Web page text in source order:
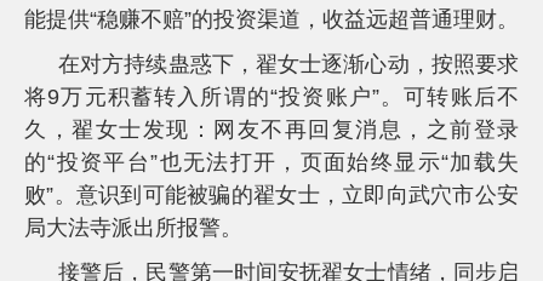
能提供“稳赚不赔”的投资渠道，收益远超普通理财。
在对方持续蛊惑下，翟女士逐渐心动，按照要求
将9万元积蓄转入所谓的“投资账户”。可转账后不
久，翟女士发现：网友不再回复消息，之前登录
的“投资平台”也无法打开，页面始终显示“加载失
败”。意识到可能被骗的翟女士，立即向武穴市公安
局大法寺派出所报警。
接警后，民警第一时间安抚翟女士情绪，同步启